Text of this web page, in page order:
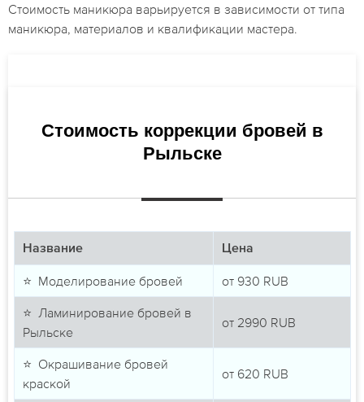
Стоимость маникюра варьируется в зависимости от типа
маникюра, материалов и квалификации мастера.
Стоимость коррекции бровей в
Рыльске
Название Цена
⭐ Моделирование бровей от 930 RUB
⭐ Ламинирование бровей в
Рыльске
от 2990 RUB
⭐ Окрашивание бровей
краской
от 620 RUB